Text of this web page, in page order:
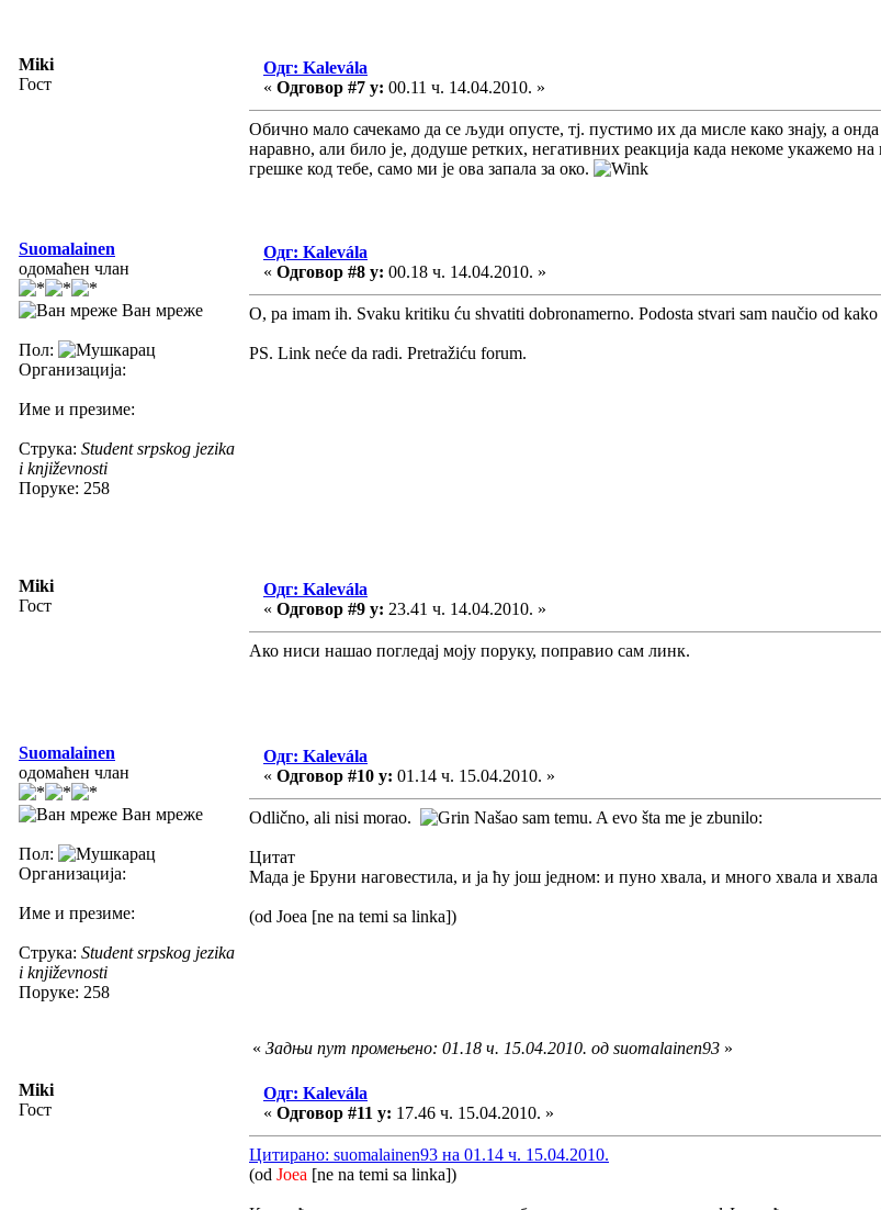
Miki
Гост
Одг: Kalevála
« Одговор #7 у: 00.11 ч. 14.04.2010. »
Обично мало сачекамо да се људи опусте, тј. пустимо их да мисле како знају, а
наравно, али било је, додуше ретких, негативних реакција када некоме укажемо
грешке код тебе, само ми је ова запала за око.
Suomalainen
одомаћен члан
Ван мреже
Пол:
Организација:
Име и презиме:
Струка: Student srpskog jezika
i književnosti
Поруке: 258
Одг: Kalevála
« Одговор #8 у: 00.18 ч. 14.04.2010. »
O, pa imam ih. Svaku kritiku ću shvatiti dobronamerno. Podosta stvari sam naučio od kako
PS. Link neće da radi. Pretražiću forum.
Miki
Гост
Одг: Kalevála
« Одговор #9 у: 23.41 ч. 14.04.2010. »
Ако ниси нашао погледај моју поруку, поправио сам линк.
Suomalainen
одомаћен члан
Ван мреже
Пол:
Организација:
Име и презиме:
Струка: Student srpskog jezika
i književnosti
Поруке: 258
Одг: Kalevála
« Одговор #10 у: 01.14 ч. 15.04.2010. »
Odlično, ali nisi morao. Našao sam temu. A evo šta me je zbunilo:
Цитат
Мада је Бруни наговестила, и ја ћу још једном: и пуно хвала, и много хвала и
(od Joea [ne na temi sa linka])
« Задњи пут промењено: 01.18 ч. 15.04.2010. од suomalainen93 »
Miki
Гост
Одг: Kalevála
« Одговор #11 у: 17.46 ч. 15.04.2010. »
Цитирано: suomalainen93 на 01.14 ч. 15.04.2010.
(od Joea [ne na temi sa linka])